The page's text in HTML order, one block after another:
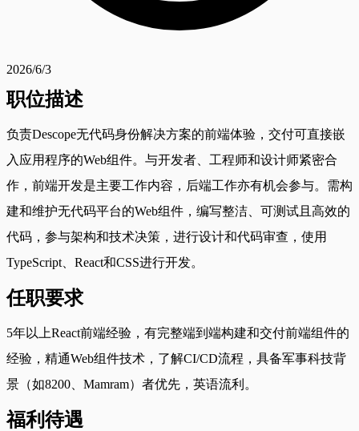
2026/6/3
职位描述
负责Descope无代码身份解决方案的前端体验，交付可直接嵌
入应用程序的Web组件。与开发者、工程师和设计师紧密合
作，前端开发是主要工作内容，后端工作亦有机会参与。需构
建和维护无代码平台的Web组件，编写整洁、可测试且高效的
代码，参与架构和技术决策，进行设计和代码审查，使用
TypeScript、React和CSS进行开发。
任职要求
5年以上React前端经验，有完整端到端构建和交付前端组件的
经验，精通Web组件技术，了解CI/CD流程，具备军事科技背
景（如8200、Mamram）者优先，英语流利。
福利待遇